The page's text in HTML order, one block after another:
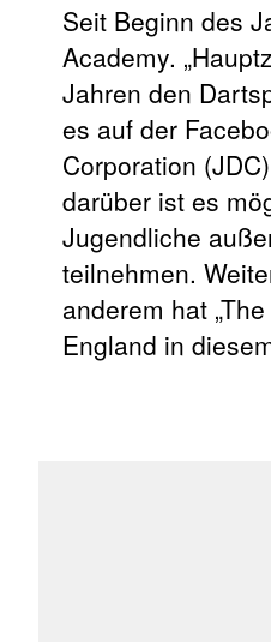
Seit Beginn des
Academy.
Jahren den
es auf der
Corporation
darüber ist es
Jugendliche
teilnehmen.
anderem hat
England in